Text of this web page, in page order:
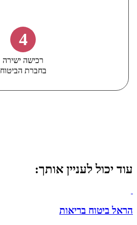
4
רכישה ישירה
בחברת הביטוח
עוד יכול לעניין אותך:
הראל ביטוח בריאות